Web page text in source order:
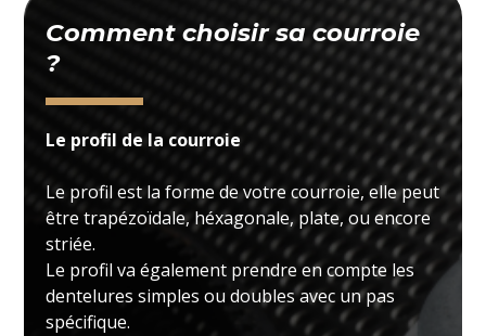
Comment choisir sa courroie
?
Le profil de la courroie
Le profil est la forme de votre courroie, elle peut
être trapézoïdale, héxagonale, plate, ou encore
striée.
Le profil va également prendre en compte les
dentelures simples ou doubles avec un pas
spécifique.